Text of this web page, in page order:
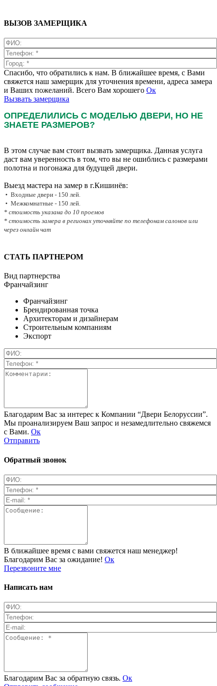
ВЫЗОВ ЗАМЕРЩИКА
Спасибо, что обратились к нам. В ближайшее время, с Вами
свяжется наш замерщик для уточнения времени, адреса замера
и Ваших пожеланий. Всего Вам хорошего Ок
Вызвать замерщика
ОПРЕДЕЛИЛИСЬ С МОДЕЛЬЮ ДВЕРИ, НО НЕ
ЗНАЕТЕ РАЗМЕРОВ?
В этом случае вам стоит вызвать замерщика. Данная услуга
даст вам уверенность в том, что вы не ошиблись с размерами
полотна и погонажа для будущей двери.
Выезд мастера на замер в г.Кишинёв:
• Входные двери - 150 лей.
• Межкомнатные - 150 лей.
* стоимость указана до 10 проемов
* стоимость замера в регионах уточняйте по телефонам салонов или
через онлайн чат
СТАТЬ ПАРТНЕРОМ
Вид партнерства
Франчайзинг
Франчайзинг
Брендированная точка
Архитекторам и дизайнерам
Строительным компаниям
Экспорт
Благодарим Вас за интерес к Компании “Двери Белоруссии”.
Мы проанализируем Ваш запрос и незамедлительно свяжемся
с Вами. Ок
Отправить
Обратный звонок
В ближайшее время с вами свяжется наш менеджер!
Благодарим Вас за ожидание! Ок
Перезвоните мне
Написать нам
Благодарим Вас за обратную связь. Ок